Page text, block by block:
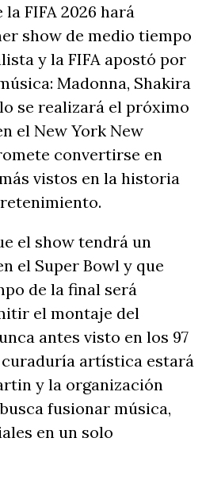
FIFA 2026 hará
show de medio tiempo
y la FIFA apostó por
Madonna, Shakira
se realizará el próximo
el New York New
convertirse en
vistos en la historia
el show tendrá un
el Super Bowl y que
de la final será
el montaje del
antes visto en los 97
artística estará
y la organización
fusionar música,
en un solo